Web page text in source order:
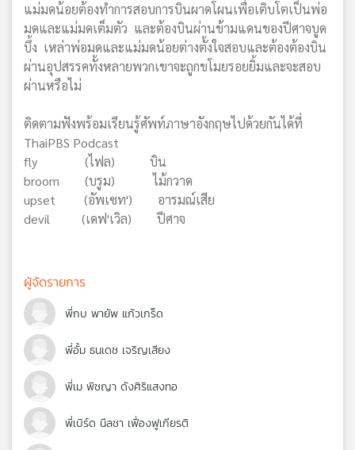
แผนที่
วิทยุ
เครือ
ข่าย
แม่มดน้อยต้องทำการสอบการบินผาดโผนเพื่อเติบโตเป็นพ่อ
มดและแม่มดเต็มตัว และต้องบินผ่านข้ามแดนของปีศาจบูด
บึ้ง เหล่าพ่อมดและแม่มดน้อยต่างตั้งใจสอบและต้องต้องบิน
ผ่านอุปสรรคทั้งหลายพวกเขาจะถูกขโมยรอยยิ้มและจะสอบ
ผ่านหรือไม่
ติดตามฟังพร้อมเรียนรู้ศัพท์ภาษาอังกฤษไปด้วยกันได้ที่
ThaiPBS Podcast
fly (ไฟล) บิน
broom (บรูม) ไม้กวาด
upset (อัพเซท') อารมณ์เสีย
devil (เดฟ'เวิล) ปีศาจ
ผู้จัดรายการ
พี่กบ พายัพ แก้วเกร็ด
พี่อั้ม ธนเดช เจริญเสียง
พี่เม พิชญา ดังศิริแสงทอ
พี่เบิร์ด นีลชา เฟื่องฟูเกียรติ